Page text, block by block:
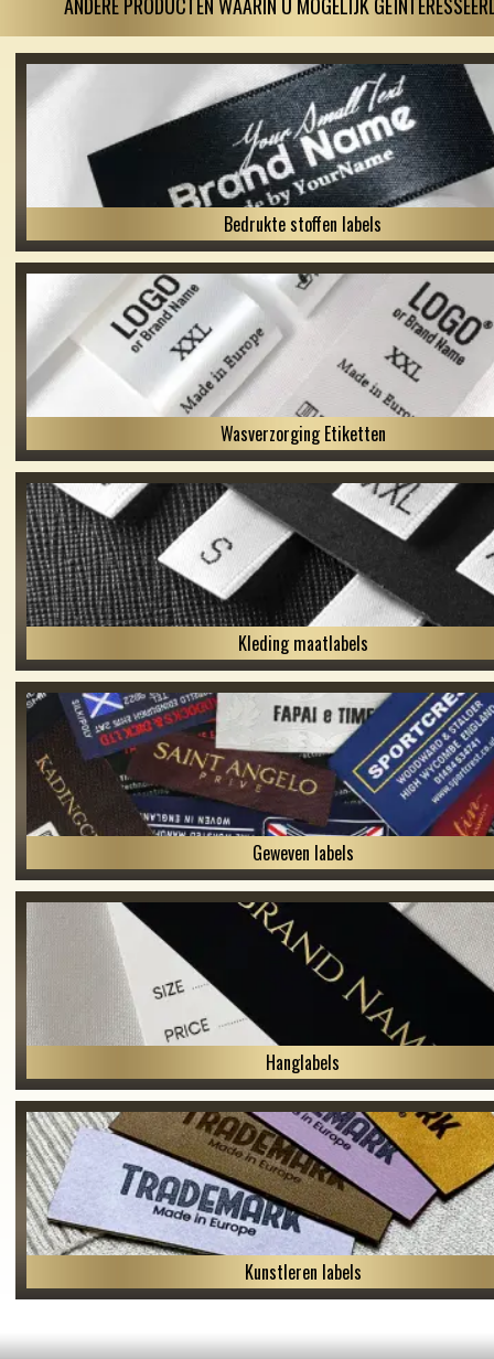
Bedrukte stoffen labels
Wasverzorging Etiketten
Kleding maatlabels
Geweven labels
Hanglabels
Kunstleren labels